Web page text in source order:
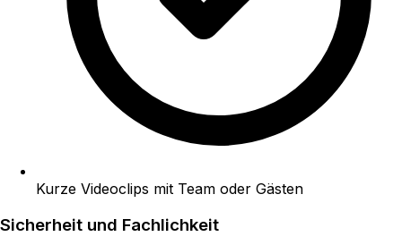
Kurze Videoclips mit Team oder Gästen
Sicherheit und Fachlichkeit